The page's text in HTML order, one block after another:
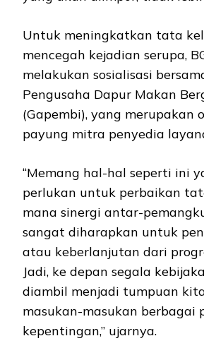
Untuk meningkatkan tata
mencegah kejadian serupa,
melakukan sosialisasi
Pengusaha Dapur Makan
(Gapembi), yang merupakan
payung mitra penyedia
“Memang hal-hal seperti ini
perlukan untuk perbaikan
mana sinergi antar-
sangat diharapkan untuk
atau keberlanjutan dari
Jadi, ke depan segala
diambil menjadi tumpuan
masukan-masukan berbagai
kepentingan,” ujarnya.